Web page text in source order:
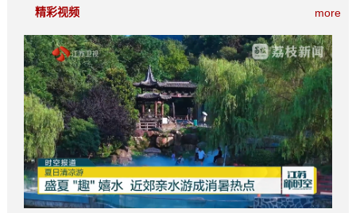
more
精彩视频